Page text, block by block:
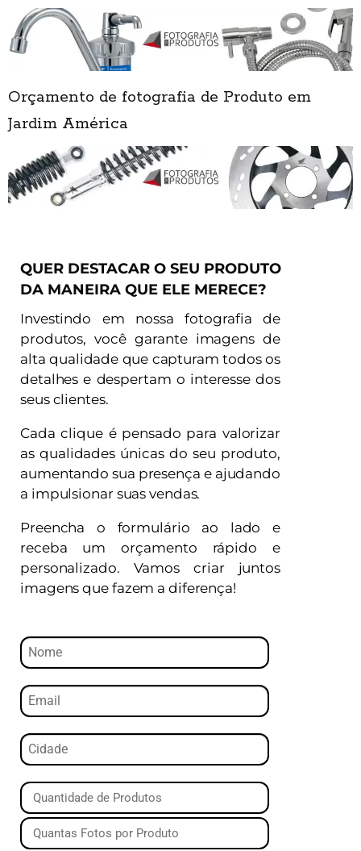
Orçamento de fotografia de Produto em
Jardim América
QUER DESTACAR O SEU PRODUTO
DA MANEIRA QUE ELE MERECE?
Investindo em nossa fotografia de
produtos, você garante imagens de
alta qualidade que capturam todos os
detalhes e despertam o interesse dos
seus clientes.
Cada clique é pensado para valorizar
as qualidades únicas do seu produto,
aumentando sua presença e ajudando
a impulsionar suas vendas.
Preencha o formulário ao lado e
receba um orçamento rápido e
personalizado. Vamos criar juntos
imagens que fazem a diferença!